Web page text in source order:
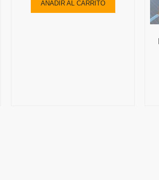
AÑADIR AL CARRITO